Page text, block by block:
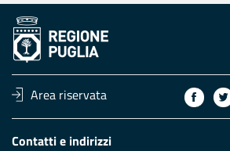
Area riservata
Contatti e indirizzi